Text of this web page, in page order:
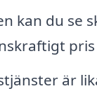
kan du se
är